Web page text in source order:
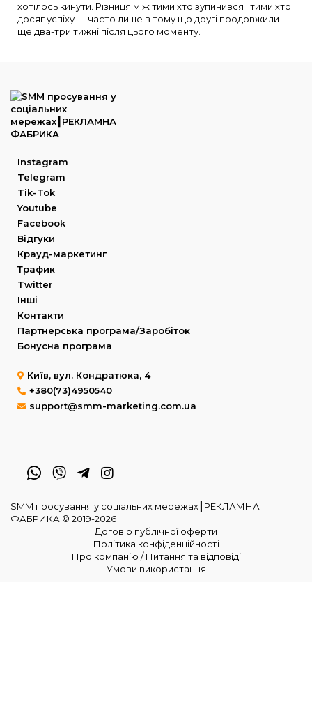
хотілось кинути. Різниця між тими хто зупинився і тими хто
досяг успіху — часто лише в тому що другі продовжили
ще два-три тижні після цього моменту.
Instagram
Telegram
Tik-Tok
Youtube
Facebook
Відгуки
Крауд-маркетинг
Трафик
Twitter
Інші
Контакти
Партнерська програма/Заробіток
Бонусна програма
Київ, вул. Кондратюка, 4
+380(73)4950540
support@smm-marketing.com.ua
SMM просування у соціальних мережах┃РЕКЛАМНА
ФАБРИКА © 2019-2026
Договір публічної оферти
Політика конфіденційності
Про компанію / Питання та відповіді
Умови використання